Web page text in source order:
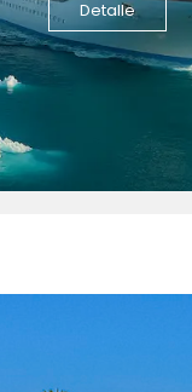
Detalle